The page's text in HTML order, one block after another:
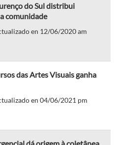
do Sul distribui
comunidade
en 12/06/2020 am
das Artes Visuais ganha
en 04/06/2021 pm
dá origem à coletânea